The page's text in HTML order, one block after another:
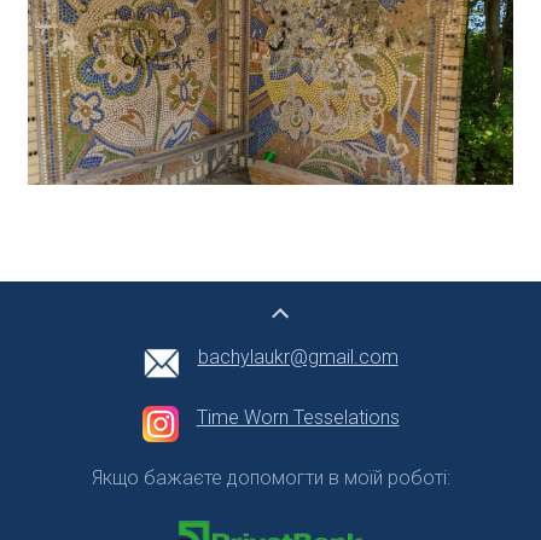
bachylaukr@gmail.com
Time Worn Tesselations
Якщо бажаєте допомогти в моїй роботі: